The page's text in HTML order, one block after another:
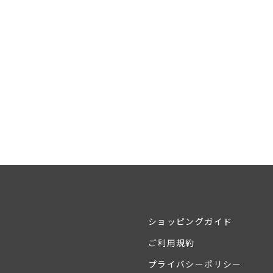
ショッピングガイド
ご利用規約
プライバシーポリシー